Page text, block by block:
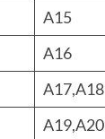
A15
A16
A17,A18
A19,A20